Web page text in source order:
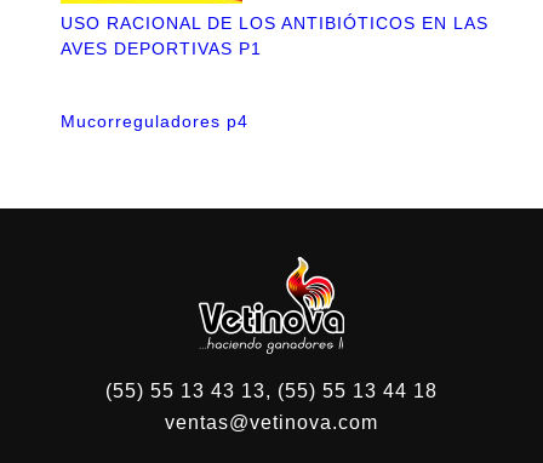
USO RACIONAL DE LOS ANTIBIÓTICOS EN LAS
AVES DEPORTIVAS P1
Mucorreguladores p4
(55) 55 13 43 13, (55) 55 13 44 18
ventas@vetinova.com